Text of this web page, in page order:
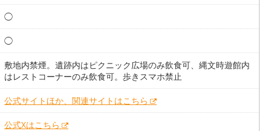
◯
◯
敷地内禁煙。遺跡内はピクニック広場のみ飲食可、縄文時遊館内
はレストコーナーのみ飲食可。歩きスマホ禁止
公式サイトほか、関連サイトはこちら
公式Xはこちら